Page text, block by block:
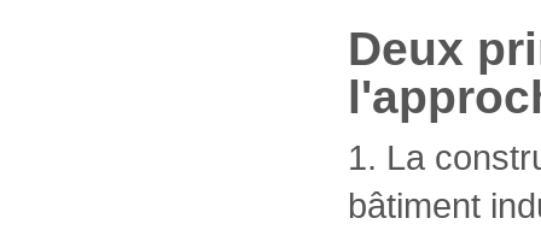
Deux
1. La
bâtiment